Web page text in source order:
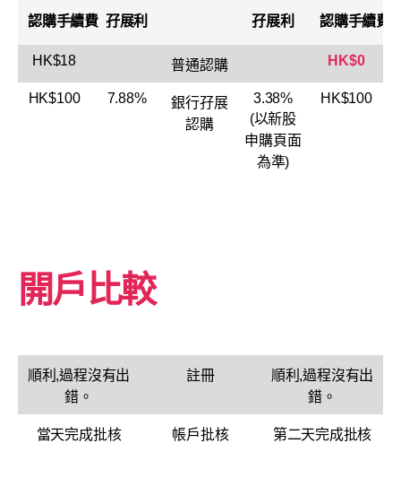
認購手續費 孖展利 孖展利 認購手續費
HK$18 普通認購 HK$0
HK$100 7.88%
銀行孖展
認購
3.38%
(以新股
申購頁面
為準)
HK$100
開戶比較
順利,過程沒有出
錯。
註冊
順利,過程沒有出
錯。
當天完成批核 帳戶批核 第二天完成批核